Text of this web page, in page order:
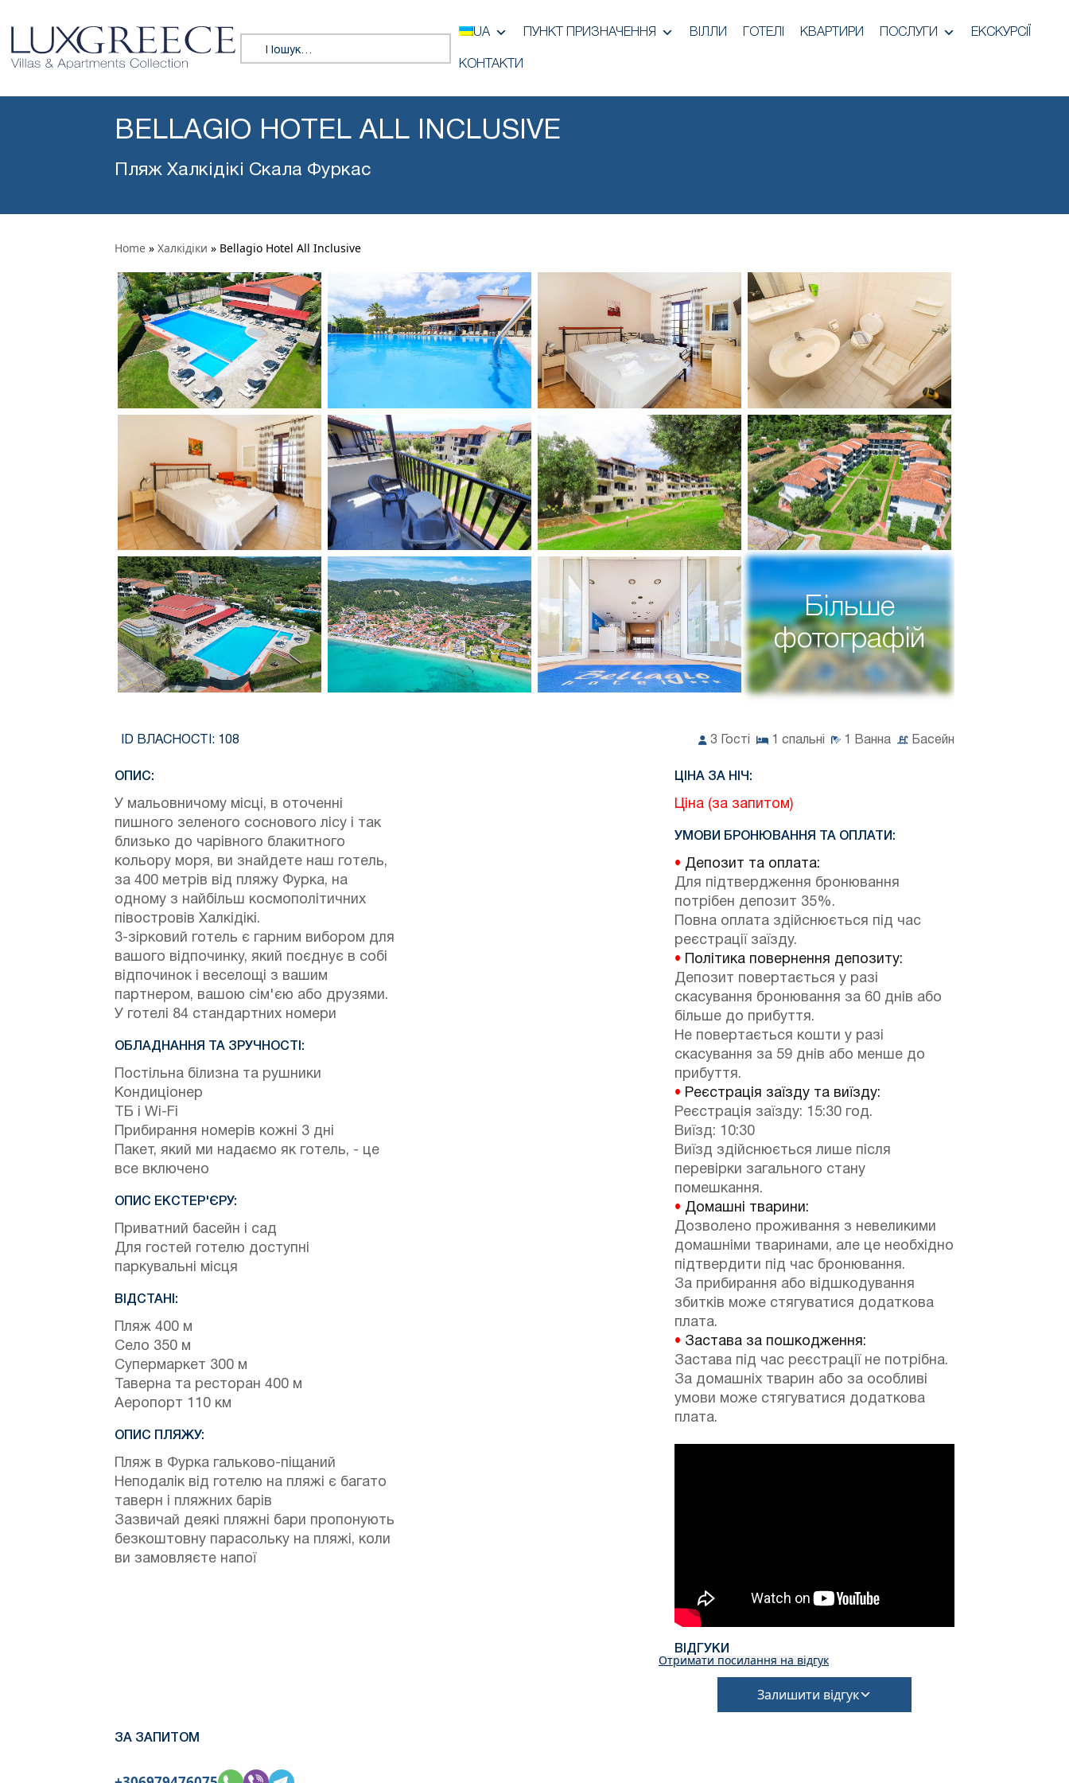
Пошук:
UA ПУНКТ ПРИЗНАЧЕННЯ ВІЛЛИ ГОТЕЛІ КВАРТИРИ ПОСЛУГИ ЕКСКУРСІЇ
КОНТАКТИ
BELLAGIO HOTEL ALL INCLUSIVE
Пляж Халкідікі Скала Фуркас
Home » Халкідіки » Bellagio Hotel All Inclusive
Більше
фотографій
ID ВЛАСНОСТІ: 108 3 Гості 1 спальні 1 Ванна Басейн
ОПИС:
У мальовничому місці, в оточенні
пишного зеленого соснового лісу і так
близько до чарівного блакитного
кольору моря, ви знайдете наш готель,
за 400 метрів від пляжу Фурка, на
одному з найбільш космополітичних
півостровів Халкідікі.
3-зірковий готель є гарним вибором для
вашого відпочинку, який поєднує в собі
відпочинок і веселощі з вашим
партнером, вашою сім'єю або друзями.
У готелі 84 стандартних номери
ОБЛАДНАННЯ ТА ЗРУЧНОСТІ:
Постільна білизна та рушники
Кондиціонер
ТБ і Wi-Fi
Прибирання номерів кожні 3 дні
Пакет, який ми надаємо як готель, - це
все включено
ОПИС ЕКСТЕР'ЄРУ:
Приватний басейн і сад
Для гостей готелю доступні
паркувальні місця
ВІДСТАНІ:
Пляж 400 м
Село 350 м
Супермаркет 300 м
Таверна та ресторан 400 м
Аеропорт 110 км
ОПИС ПЛЯЖУ:
Пляж в Фурка гальково-піщаний
Неподалік від готелю на пляжі є багато
таверн і пляжних барів
Зазвичай деякі пляжні бари пропонують
безкоштовну парасольку на пляжі, коли
ви замовляєте напої
ЦІНА ЗА НІЧ:
Ціна (за запитом)
УМОВИ БРОНЮВАННЯ ТА ОПЛАТИ:
• Депозит та оплата:
Для підтвердження бронювання
потрібен депозит 35%.
Повна оплата здійснюється під час
реєстрації заїзду.
• Політика повернення депозиту:
Депозит повертається у разі
скасування бронювання за 60 днів або
більше до прибуття.
Не повертається кошти у разі
скасування за 59 днів або менше до
прибуття.
• Реєстрація заїзду та виїзду:
Реєстрація заїзду: 15:30 год.
Виїзд: 10:30
Виїзд здійснюється лише після
перевірки загального стану
помешкання.
• Домашні тварини:
Дозволено проживання з невеликими
домашніми тваринами, але це необхідно
підтвердити під час бронювання.
За прибирання або відшкодування
збитків може стягуватися додаткова
плата.
• Застава за пошкодження:
Застава під час реєстрації не потрібна.
За домашніх тварин або за особливі
умови може стягуватися додаткова
плата.
ВІДГУКИ
Отримати посилання на відгук
Залишити відгук
ЗА ЗАПИТОМ